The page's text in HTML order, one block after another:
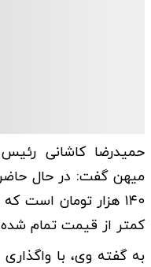
حمیدرضا کاشانی
میهن گفت: در حال
کمتر از قیمت تمام
به گفته وی، با واگذاری